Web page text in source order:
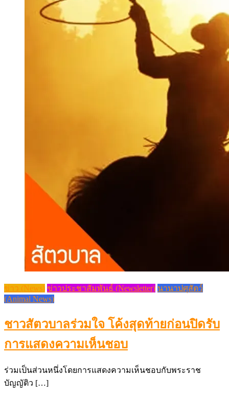
ข่าว (News) ข่าวประชาสัมพันธ์ (Newsletter)
(Animal News)
ชาวสัตวบาลร่วมใจ โค้งสุดท้ายก่อนปิดรับ
การแสดงความเห็นชอบ
ร่วมเป็นส่วนหนึ่งโดยการแสดงความเห็นชอบกับพระราช
บัญญัติว […]
Posted
on
20/12/201927/04/2023Author
Pasusart News Comment(0)